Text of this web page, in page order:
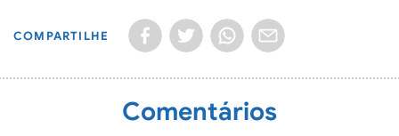
COMPARTILHE
Comentários